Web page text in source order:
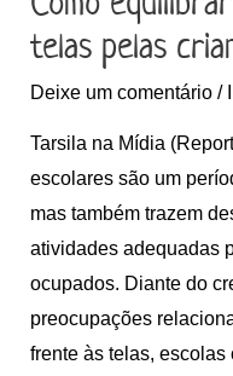
telas pelas
Deixe um comentário/
Tarsila na Mídia
escolares são um
mas também trazem
atividades adequadas
ocupados. Diante do
preocupações
frente às telas, escolas